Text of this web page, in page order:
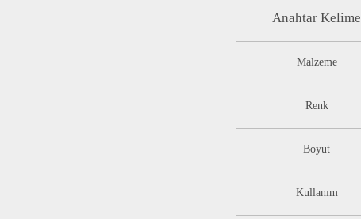
Anahtar Kelime
Malzeme
Renk
Boyut
Kullanım